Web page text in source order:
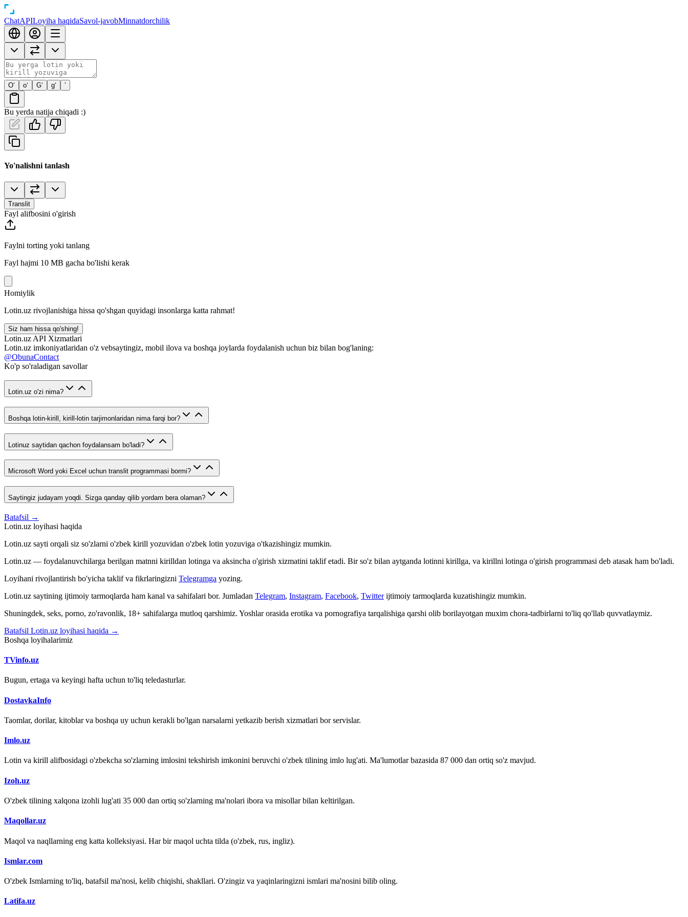
ChatAPILoyiha haqidaSavol-javobMinnatdorchilik
O‘ o‘ G‘ g‘ ’
Bu yerda natija chiqadi :)
Yo'nalishni tanlash
Translit
Fayl alifbosini o'girish
Faylni torting yoki tanlang
Fayl hajmi 10 MB gacha bo'lishi kerak
Homiylik
Lotin.uz rivojlanishiga hissa qo'shgan quyidagi insonlarga katta rahmat!
Siz ham hissa qo'shing!
Lotin.uz API Xizmatlari
Lotin.uz imkoniyatlaridan o'z vebsaytingiz, mobil ilova va boshqa joylarda foydalanish uchun biz bilan bog'laning:
@ObunaContact
Ko'p so'raladigan savollar
Lotin.uz o'zi nima?
Boshqa lotin-kirill, kirill-lotin tarjimonlaridan nima farqi bor?
Lotinuz saytidan qachon foydalansam bo'ladi?
Microsoft Word yoki Excel uchun translit programmasi bormi?
Saytingiz judayam yoqdi. Sizga qanday qilib yordam bera olaman?
Batafsil →
Lotin.uz loyihasi haqida
Lotin.uz sayti orqali siz so'zlarni o'zbek kirill yozuvidan o'zbek lotin yozuviga o'tkazishingiz mumkin.
Lotin.uz — foydalanuvchilarga berilgan matnni kirilldan lotinga va aksincha o'girish xizmatini taklif etadi. Bir so'z bilan aytganda lotinni kirillga, va kirillni lotinga o'girish programmasi deb atasak ham bo'ladi.
Loyihani rivojlantirish bo'yicha taklif va fikrlaringizni Telegramga yozing.
Lotin.uz saytining ijtimoiy tarmoqlarda ham kanal va sahifalari bor. Jumladan Telegram, Instagram, Facebook, Twitter ijtimoiy tarmoqlarda kuzatishingiz mumkin.
Shuningdek, seks, porno, zo'ravonlik, 18+ sahifalarga mutloq qarshimiz. Yoshlar orasida erotika va pornografiya tarqalishiga qarshi olib borilayotgan muxim chora-tadbirlarni to'liq qo'llab quvvatlaymiz.
Batafsil Lotin.uz loyihasi haqida →
Boshqa loyihalarimiz
TVinfo.uz
Bugun, ertaga va keyingi hafta uchun to'liq teledasturlar.
DostavkaInfo
Taomlar, dorilar, kitoblar va boshqa uy uchun kerakli bo'lgan narsalarni yetkazib berish xizmatlari bor servislar.
Imlo.uz
Lotin va kirill alifbosidagi o'zbekcha so'zlarning imlosini tekshirish imkonini beruvchi o'zbek tilining imlo lug'ati. Ma'lumotlar bazasida 87 000 dan ortiq so'z mavjud.
Izoh.uz
O'zbek tilining xalqona izohli lug'ati 35 000 dan ortiq so'zlarning ma'nolari ibora va misollar bilan keltirilgan.
Maqollar.uz
Maqol va naqllarning eng katta kolleksiyasi. Har bir maqol uchta tilda (o'zbek, rus, ingliz).
Ismlar.com
O'zbek Ismlarning to'liq, batafsil ma'nosi, kelib chiqishi, shakllari. O'zingiz va yaqinlaringizni ismlari ma'nosini bilib oling.
Latifa.uz